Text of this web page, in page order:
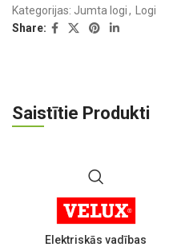
Kategorijas: Jumta logi,
Logi
Share:
Saistītie Produkti
Elektriskās vadības